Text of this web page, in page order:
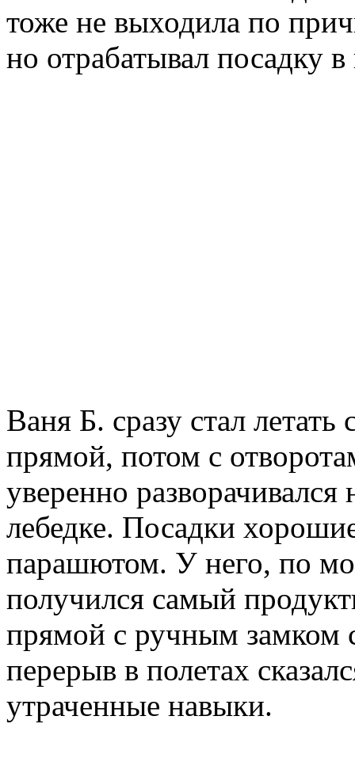
тоже не выходила по
но отрабатывал посадку
Ваня Б. сразу стал
прямой, потом с
уверенно
лебедке. Посадки
парашютом. У него, по
получился самый
прямой с ручным замком
перерыв в полетах
утраченные навыки.